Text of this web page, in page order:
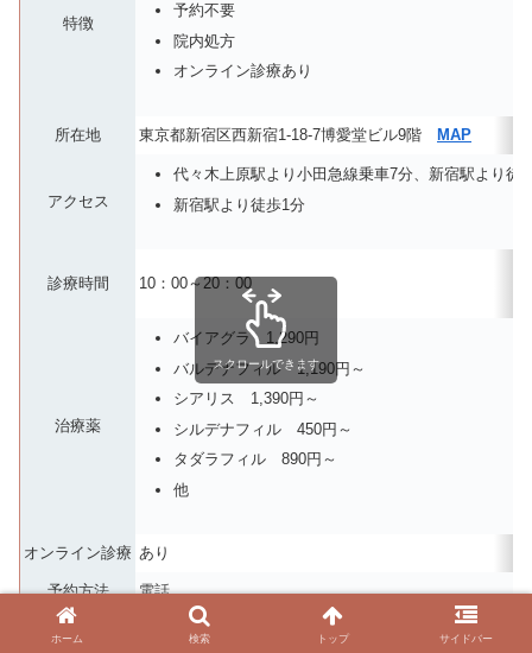
特徴
予約不要
院内処方
オンライン診療あり
所在地 東京都新宿区西新宿1-18-7博愛堂ビル9階 MAP
アクセス
代々木上原駅より小田急線乗車7分、新宿駅より徒
新宿駅より徒歩1分
診療時間 10：00～20：00
治療薬
バイアグラ 1,290円
バルデナフィル 1,190円～
シアリス 1,390円～
シルデナフィル 450円～
タダラフィル 890円～
他
オンライン診療 あり
予約方法 電話
その他の診療科 AGA治療
スクロールできます
ホーム 検索 トップ サイドバー